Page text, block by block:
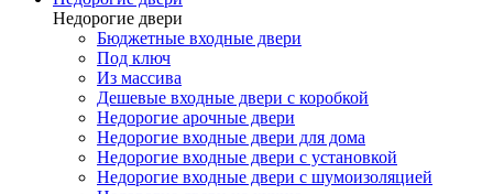
Недорогие двери
Бюджетные входные двери
Под ключ
Из массива
Дешевые входные двери с коробкой
Недорогие арочные двери
Недорогие входные двери для дома
Недорогие входные двери с установкой
Недорогие входные двери с шумоизоляцией